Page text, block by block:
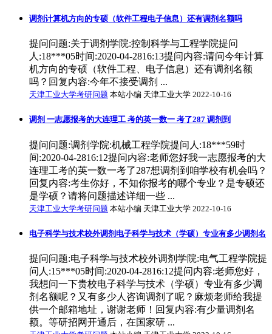
调剂计算机方向的专硕（软件工程电子信息）还有调剂名额吗
提问问题:关于调剂学院:控制科学与工程学院提问
人:18***05时间:2020-04-2816:13提问内容:请问今年计算
机方向的专硕（软件工程、电子信息）还有调剂名额
吗？回复内容:今年不接受调剂 ...
天津工业大学考研问题 本站小编 天津工业大学 2022-10-16
调剂 一志愿报考的大连理工 考的英一数一 考了287 调剂到
提问问题:调剂学院:机械工程学院提问人:18***59时
间:2020-04-2816:12提问内容:老师您好我一志愿报考的大
连理工考的英一数一考了287想调剂到咱学校有机会吗？
回复内容:考生你好，不知你报考的哪个专业？是专硕还
是学硕？请将问题描述详细一些 ...
天津工业大学考研问题 本站小编 天津工业大学 2022-10-16
电子科学与技术校外调剂电子科学与技术（学硕）专业有多少调剂名
提问问题:电子科学与技术校外调剂学院:电气工程学院提
问人:15***05时间:2020-04-2816:12提问内容:老师您好，
我想问一下贵校电子科学与技术（学硕）专业有多少调
剂名额呢？又有多少人咨询调剂了呢？麻烦老师给我提
供一个邮箱地址，谢谢老师！回复内容:有少量调剂名
额。等研招网开通后，在国家研 ...